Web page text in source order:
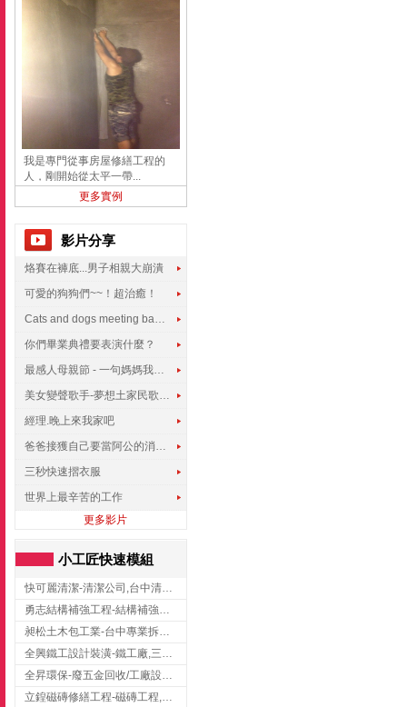
我是專門從事房屋修繕工程的
人，剛開始從太平一帶...
更多實例
影片分享
烙賽在褲底...男子相親大崩潰
可愛的狗狗們~~！超治癒！
Cats and dogs meeting babies for the first time
你們畢業典禮要表演什麼？
最感人母親節 - 一句媽媽我愛你
美女變聲歌手-夢想土家民歌傳遍世界
經理.晚上來我家吧
爸爸接獲自己要當阿公的消息，反應史上最可愛!!!
三秒快速摺衣服
世界上最辛苦的工作
更多影片
小工匠快速模組
快可麗清潔-清潔公司,台中清潔公司,台中居家清潔
勇志結構補強工程-結構補強工程 ,桃園結構補強工程,龍潭結構補強工程
昶松土木包工業-台中專業拆除工程/挖土機出租
全興鐵工設計裝潢-鐵工廠,三峽鐵工廠,台北鐵工廠
全昇環保-廢五金回收/工廠設備收購/機械設備回收/高價收購廠房設備
立鍠磁磚修繕工程-磁磚工程,磁磚修補,新竹磁磚工程